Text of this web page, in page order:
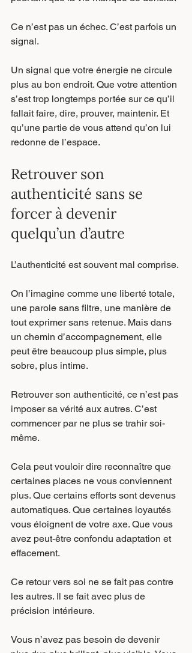
Ce n’est pas un échec. C’est parfois un
signal.
Un signal que votre énergie ne circule
plus au bon endroit. Que votre attention
s’est trop longtemps portée sur ce qu’il
fallait faire, dire, prouver, maintenir. Et
qu’une partie de vous attend qu’on lui
redonne de l’espace.
Retrouver son
authenticité sans se
forcer à devenir
quelqu’un d’autre
L’authenticité est souvent mal comprise.
On l’imagine comme une liberté totale,
une parole sans filtre, une manière de
tout exprimer sans retenue. Mais dans
un chemin d’accompagnement, elle
peut être beaucoup plus simple, plus
sobre, plus intime.
Retrouver son authenticité, ce n’est pas
imposer sa vérité aux autres. C’est
commencer par ne plus se trahir soi-
même.
Cela peut vouloir dire reconnaître que
certaines places ne vous conviennent
plus. Que certains efforts sont devenus
automatiques. Que certaines loyautés
vous éloignent de votre axe. Que vous
avez peut-être confondu adaptation et
effacement.
Ce retour vers soi ne se fait pas contre
les autres. Il se fait avec plus de
précision intérieure.
Vous n’avez pas besoin de devenir